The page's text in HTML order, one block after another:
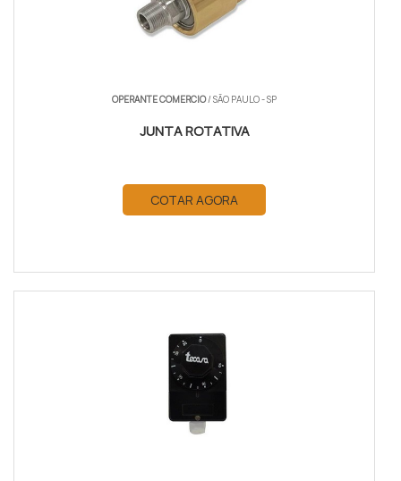
OPERANTE COMERCIO/ SÃO PAULO - SP
JUNTA ROTATIVA
COTAR AGORA